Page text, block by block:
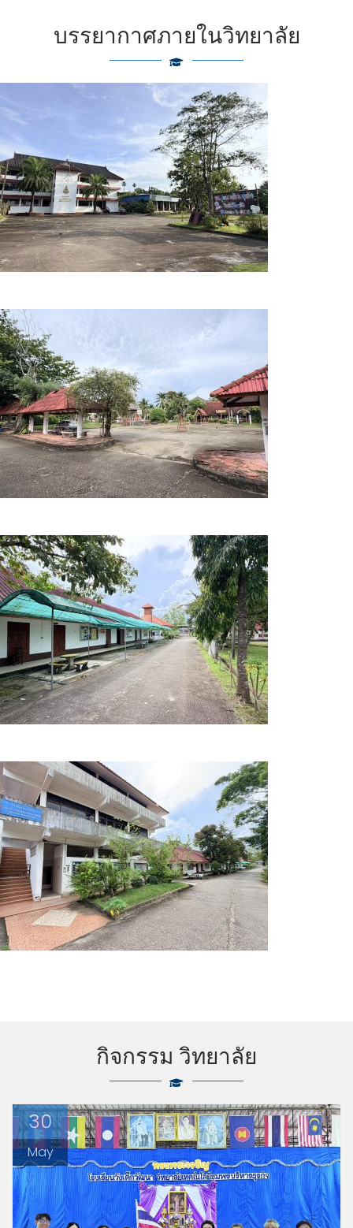
บรรยากาศภายในวิทยาลัย
กิจกรรม วิทยาลัย
30
May